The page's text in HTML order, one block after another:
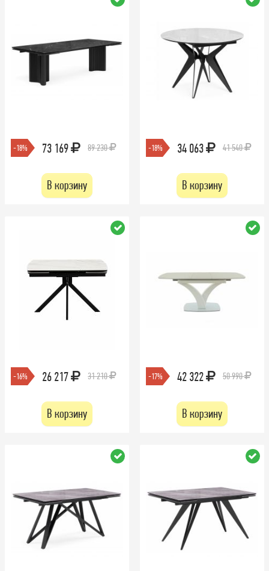
-18% 73 169 89 230
В корзину
-18% 34 063 41 540
В корзину
-16% 26 217 31 210
В корзину
-17% 42 322 50 990
В корзину